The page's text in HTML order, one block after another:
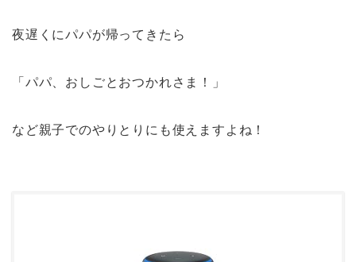
夜遅くにパパが帰ってきたら
「パパ、おしごとおつかれさま！」
など親子でのやりとりにも使えますよね！